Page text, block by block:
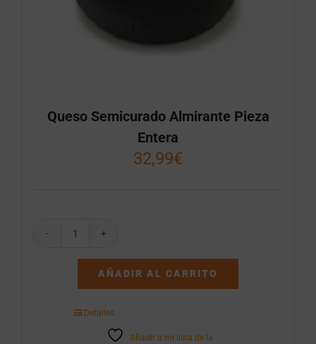
Queso Semicurado Almirante Pieza
Entera
32,99€
Queso
Almirante
Pieza
cantidad
AÑADIR AL CARRITO
Detalles
Añadir a mi lista de la